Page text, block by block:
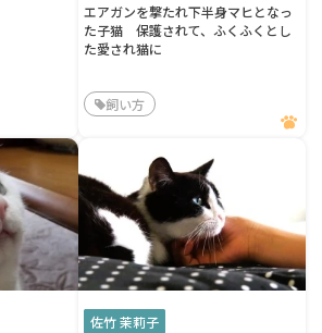
エアガンを撃たれ下半身マヒとなっ
た子猫 保護されて、ふくふくとし
た愛され猫に
飼い方
佐竹 茉莉子